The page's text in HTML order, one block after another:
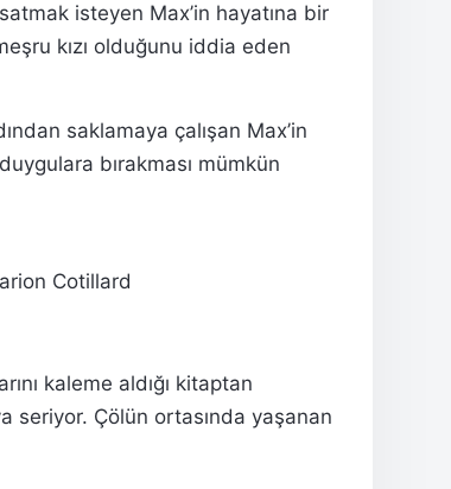
isteyen Max’in hayatına bir
kızı olduğunu iddia eden
saklamaya çalışan Max’in
bırakması mümkün
Cotillard
kaleme aldığı kitaptan
seriyor. Çölün ortasında yaşanan